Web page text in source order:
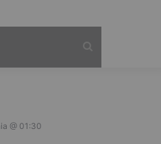
@ 01:30